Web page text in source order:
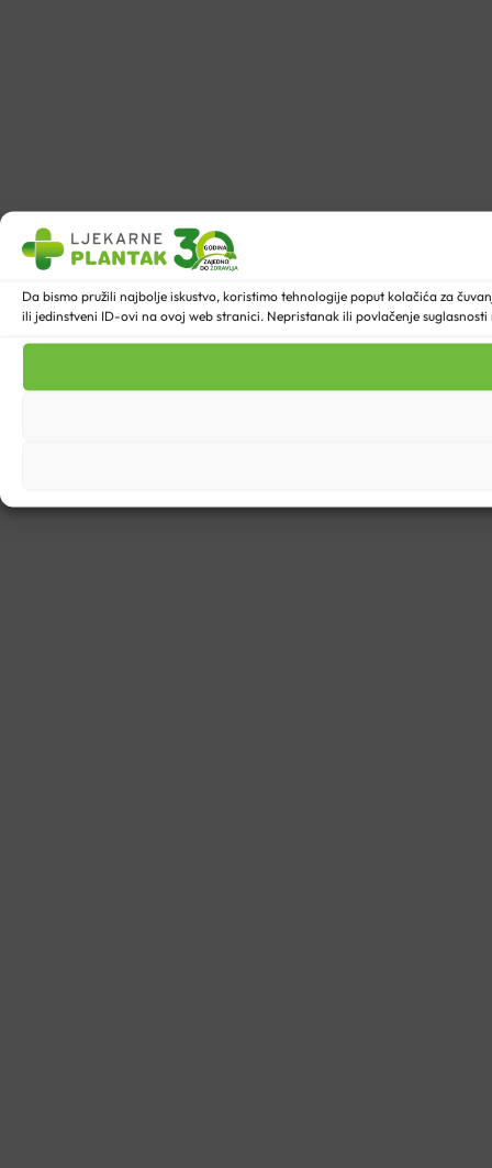
Da bismo pružili najbolje iskustvo, koristimo tehnologije poput kolačića za
ili jedinstveni ID-ovi na ovoj web stranici. Nepristanak ili povlačenje